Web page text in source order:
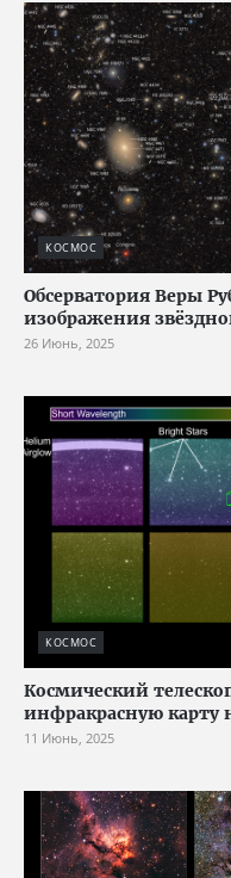
КОСМОС
Обсерватория Веры
изображения
26 Июнь, 2025
КОСМОС
Космический
инфракрасную карту
11 Июнь, 2025